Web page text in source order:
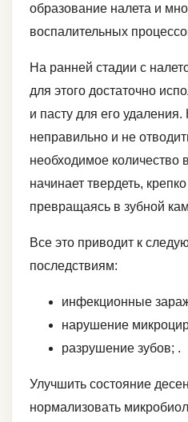
образование налета и
воспалительных
На ранней стадии с
для этого достаточно
и пасту для его
неправильно и не
необходимое количество
начинает твердеть,
превращаясь в зубной
Все это приводит к
последствиям:
инфекционные
нарушение
разрушение зубов; .
Улучшить состояние
нормализовать